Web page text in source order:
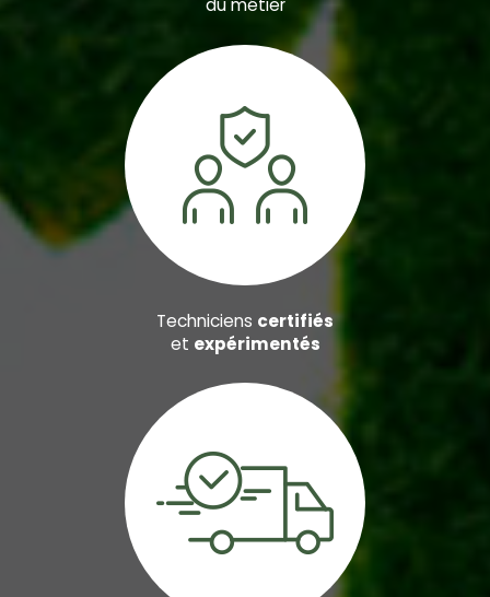
du métier
Techniciens certifiés
et expérimentés